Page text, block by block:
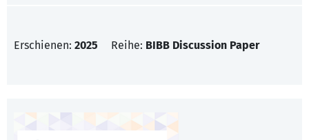
Erschienen: 2025 Reihe: BIBB Discussion Paper